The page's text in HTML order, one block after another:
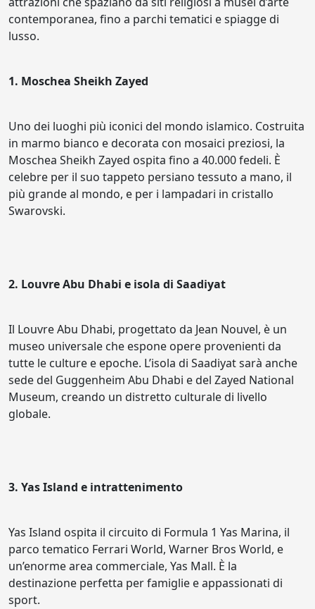
contemporanea, fino a parchi tematici e spiagge di
lusso.
1. Moschea Sheikh Zayed
Uno dei luoghi più iconici del mondo islamico. Costruita
in marmo bianco e decorata con mosaici preziosi, la
Moschea Sheikh Zayed ospita fino a 40.000 fedeli. È
celebre per il suo tappeto persiano tessuto a mano, il
più grande al mondo, e per i lampadari in cristallo
Swarovski.
2. Louvre Abu Dhabi e isola di Saadiyat
Il Louvre Abu Dhabi, progettato da Jean Nouvel, è un
museo universale che espone opere provenienti da
tutte le culture e epoche. L’isola di Saadiyat sarà anche
sede del Guggenheim Abu Dhabi e del Zayed National
Museum, creando un distretto culturale di livello
globale.
3. Yas Island e intrattenimento
Yas Island ospita il circuito di Formula 1 Yas Marina, il
parco tematico Ferrari World, Warner Bros World, e
un’enorme area commerciale, Yas Mall. È la
destinazione perfetta per famiglie e appassionati di
sport.